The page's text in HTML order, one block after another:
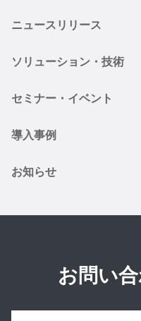
ニュースリリース
ソリューション・技術
セミナー・イベント
導入事例
お知らせ
お問い